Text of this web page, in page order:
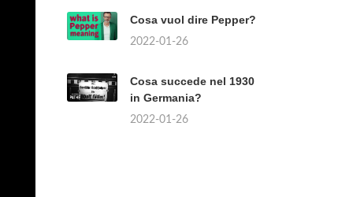
Cosa vuol dire Pepper?
2022-01-26
Cosa succede nel 1930
in Germania?
2022-01-26